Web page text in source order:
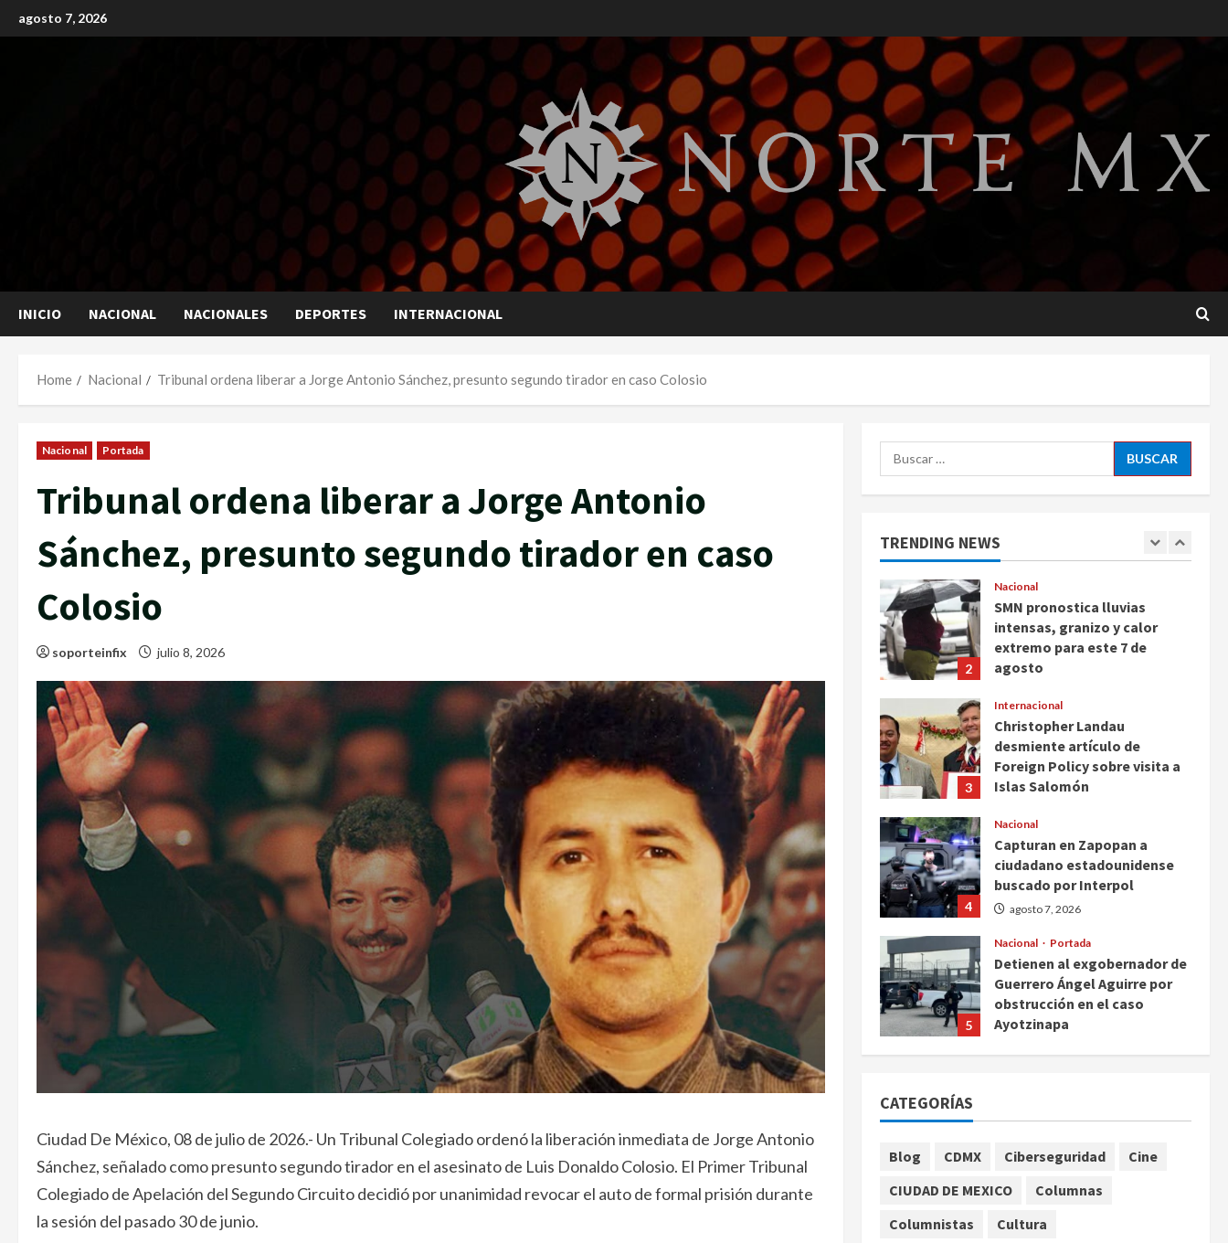
to
agosto 7, 2026
INICIO NACIONAL NACIONALES DEPORTES INTERNACIONAL
Home Nacional Tribunal ordena liberar a Jorge Antonio Sánchez, presunto segundo tirador en caso Colosio
Nacional Portada
Tribunal ordena liberar a Jorge Antonio
Sánchez, presunto segundo tirador en caso
Colosio
soporteinfix julio 8, 2026
Ciudad De México, 08 de julio de 2026.- Un Tribunal Colegiado ordenó la liberación inmediata de Jorge Antonio
Sánchez, señalado como presunto segundo tirador en el asesinato de Luis Donaldo Colosio. El Primer Tribunal
Colegiado de Apelación del Segundo Circuito decidió por unanimidad revocar el auto de formal prisión durante
la sesión del pasado 30 de junio.
Buscar:
TRENDING NEWS
2
intensas, granizo y calor
extremo para este 7 de
agosto 7, 2026
3
Internacional
Christopher Landau
desmiente artículo de
Foreign Policy sobre visita a
Islas Salomón
buscado por Interpol
obstrucción en el caso
1
Caliente
2
Nacional
SMN pronostica lluvias
intensas, granizo y calor
extremo para este 7 de
agosto
3
Internacional
Christopher Landau
desmiente artículo de
Foreign Policy sobre visita a
Islas Salomón
4
Nacional
Capturan en Zapopan a
ciudadano estadounidense
buscado por Interpol
agosto 7, 2026
5
Nacional Portada
Detienen al exgobernador de
Guerrero Ángel Aguirre por
obstrucción en el caso
Ayotzinapa
zona aguacatera y Tierra
agosto 7, 2026
SMN pronostica lluvias
intensas, granizo y calor
CATEGORÍAS
Blog CDMX Ciberseguridad
Cine
CIUDAD DE MEXICO
Columnas
Columnistas
Cultura